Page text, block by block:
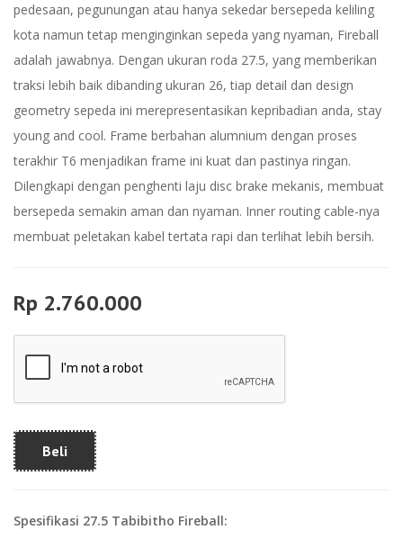
pedesaan, pegunungan atau hanya sekedar bersepeda keliling
kota namun tetap menginginkan sepeda yang nyaman, Fireball
adalah jawabnya. Dengan ukuran roda 27.5, yang memberikan
traksi lebih baik dibanding ukuran 26, tiap detail dan design
geometry sepeda ini merepresentasikan kepribadian anda, stay
young and cool. Frame berbahan alumnium dengan proses
terakhir T6 menjadikan frame ini kuat dan pastinya ringan.
Dilengkapi dengan penghenti laju disc brake mekanis, membuat
bersepeda semakin aman dan nyaman. Inner routing cable-nya
membuat peletakan kabel tertata rapi dan terlihat lebih bersih.
Rp 2.760.000
Beli
Spesifikasi 27.5 Tabibitho Fireball: